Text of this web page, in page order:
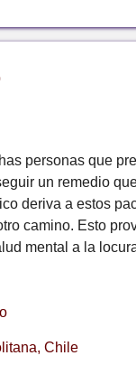
ir
personas que
un remedio
deriva a estos
camino. Esto
mental a la
para
sin "querer",
Si bien es
Chile